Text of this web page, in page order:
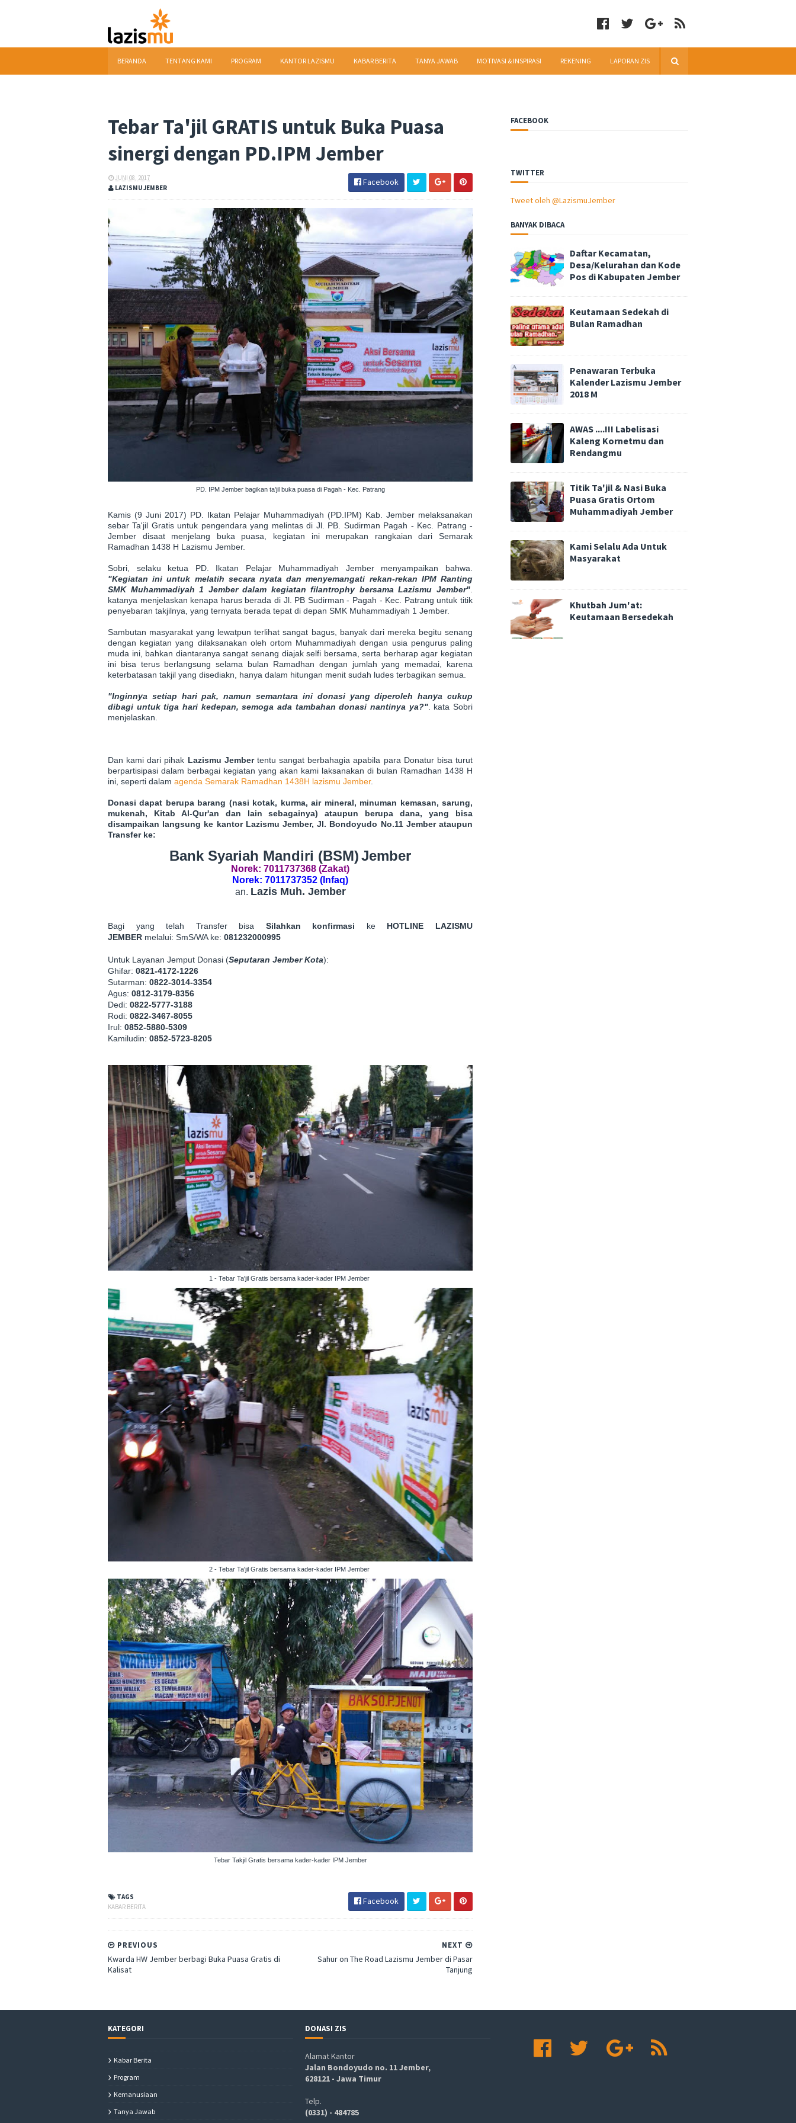
BERANDA TENTANG KAMI PROGRAM KANTOR LAZISMU KABAR BERITA TANYA JAWAB MOTIVASI & INSPIRASI REKENING LAPORAN ZIS
Tebar Ta'jil GRATIS untuk Buka Puasa
sinergi dengan PD.IPM Jember
JUNI 08, 2017
LAZISMU JEMBER
Facebook
PD. IPM Jember bagikan ta'jil buka puasa di Pagah - Kec. Patrang
Kamis (9 Juni 2017) PD. Ikatan Pelajar Muhammadiyah (PD.IPM) Kab. Jember melaksanakan
sebar Ta'jil Gratis untuk pengendara yang melintas di Jl. PB. Sudirman Pagah - Kec. Patrang -
Jember disaat menjelang buka puasa, kegiatan ini merupakan rangkaian dari Semarak
Ramadhan 1438 H Lazismu Jember.
Sobri, selaku ketua PD. Ikatan Pelajar Muhammadiyah Jember menyampaikan bahwa.
"Kegiatan ini untuk melatih secara nyata dan menyemangati rekan-rekan IPM Ranting
SMK Muhammadiyah 1 Jember dalam kegiatan filantrophy bersama Lazismu Jember"
katanya menjelaskan kenapa harus berada di Jl. PB Sudirman - Pagah - Kec. Patrang untuk titik
penyebaran takjilnya, yang ternyata berada tepat di depan SMK Muhammadiyah 1 Jember.
Sambutan masyarakat yang lewatpun terlihat sangat bagus, banyak dari mereka begitu senang
dengan kegiatan yang dilaksanakan oleh ortom Muhammadiyah dengan usia pengurus paling
muda ini, bahkan diantaranya sangat senang diajak selfi bersama, serta berharap agar kegiatan
ini bisa terus berlangsung selama bulan Ramadhan dengan jumlah yang memadai, karena
keterbatasan takjil yang disediakn, hanya dalam hitungan menit sudah ludes terbagikan semua.
"Inginnya setiap hari pak, namun semantara ini donasi yang diperoleh hanya cukup
dibagi untuk tiga hari kedepan, semoga ada tambahan donasi nantinya ya?". kata Sobri
menjelaskan.
Dan kami dari pihak Lazismu Jembertentu sangat berbahagia apabila para Donatur bisa turut
berpartisipasi dalam berbagai kegiatan yang akan kami laksanakan di bulan Ramadhan 1438 H
ini, seperti dalam agenda Semarak Ramadhan 1438H lazismu Jember.
Donasi dapat berupa barang (nasi kotak, kurma, air mineral, minuman kemasan, sarung,
mukenah, Kitab Al-Qur'an dan lain sebagainya) ataupun berupa dana, yang bisa
disampaikan langsung ke kantor Lazismu Jember, Jl. Bondoyudo No.11 Jember ataupun
Transfer ke:
Bank Syariah Mandiri (BSM)Jember
Norek: 7011737368 (Zakat)
Norek: 7011737352 (Infaq)
an. Lazis Muh. Jember
Bagi yang telah Transfer bisa Silahkan konfirmasi ke HOTLINE LAZISMU
JEMBER melalui: SmS/WA ke: 081232000995
Untuk Layanan Jemput Donasi (Seputaran Jember Kota):
Ghifar: 0821-4172-1226
Sutarman: 0822-3014-3354
Agus: 0812-3179-8356
Dedi: 0822-5777-3188
Rodi: 0822-3467-8055
Irul: 0852-5880-5309
Kamiludin: 0852-5723-8205
1 - Tebar Ta'jil Gratis bersama kader-kader IPM Jember
2 - Tebar Ta'jil Gratis bersama kader-kader IPM Jember
Tebar Takjil Gratis bersama kader-kader IPM Jember
TAGS
KABAR BERITA
Facebook
NEXT
Sahur on The Road Lazismu Jember di Pasar
Tanjung
PREVIOUS
Kwarda HW Jember berbagi Buka Puasa Gratis di
Kalisat
FACEBOOK
TWITTER
Tweet oleh @LazismuJember
BANYAK DIBACA
Daftar Kecamatan,
Desa/Kelurahan dan Kode
Pos di Kabupaten Jember
Keutamaan Sedekah di
Bulan Ramadhan
Penawaran Terbuka
Kalender Lazismu Jember
2018 M
AWAS ....!!! Labelisasi
Kaleng Kornetmu dan
Rendangmu
Titik Ta'jil & Nasi Buka
Puasa Gratis Ortom
Muhammadiyah Jember
Kami Selalu Ada Untuk
Masyarakat
Khutbah Jum'at:
Keutamaan Bersedekah
KATEGORI
Kabar Berita
Program
Kemanusiaan
Tanya Jawab
DONASI ZIS
Alamat Kantor
Jalan Bondoyudo no. 11 Jember,
628121 - Jawa Timur
Telp.
(0331) - 484785